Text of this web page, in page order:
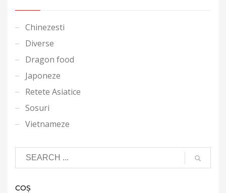
Chinezesti
Diverse
Dragon food
Japoneze
Retete Asiatice
Sosuri
Vietnameze
COȘ